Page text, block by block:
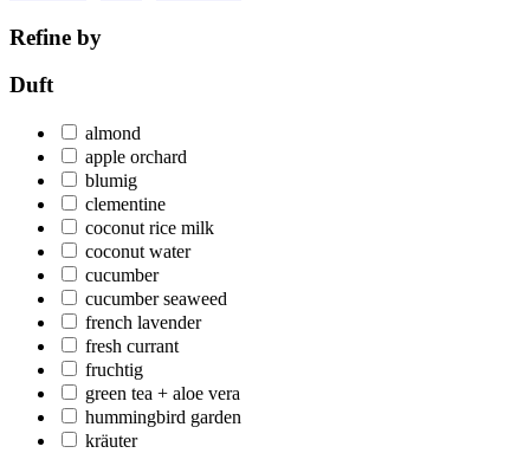
Refine by
Duft
almond
apple orchard
blumig
clementine
coconut rice milk
coconut water
cucumber
cucumber seaweed
french lavender
fresh currant
fruchtig
green tea + aloe vera
hummingbird garden
kräuter